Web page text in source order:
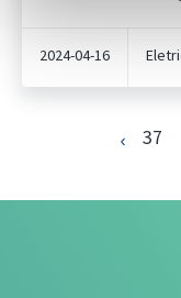
2024-04-16
37